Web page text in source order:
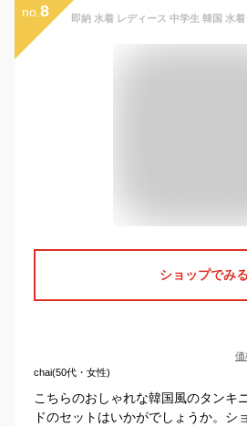
no. 8
ショップでみる
価
chai(50代・女性)
こちらのおしゃれな韓国風のタンキ
ドのセットはいかがでしょうか。シ